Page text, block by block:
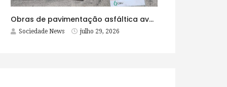
Obras de pavimentação asfáltica avançam no bairro Brasília e chegam a mais quatro ruas
Sociedade News julho 29, 2026